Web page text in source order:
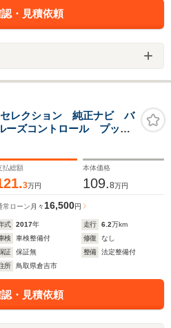
・見積依頼
レクション 純正ナビ バ
ズコントロール プッシ
払総額
3万円
本体価格
109.8万円
常ローン 月々 16,500円
式 2017年 走行 6.2万km
検
車検整備付 修復
なし
証
保証無 整備
法定整備付
所
鳥取県倉吉市
・見積依頼